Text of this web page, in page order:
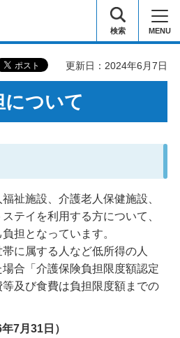
検索 MENU
更新日：2024年6月7日
について
祉施設、介護老人保健施設、
テイを利用する方について、
担となっています。
に属する人など低所得の人
合「介護保険負担限度額認定
及び食費は負担限度額までの
7月31日）